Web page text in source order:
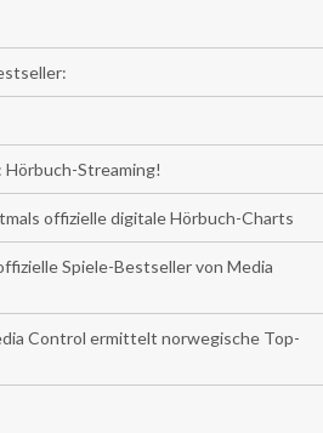
Streaming!
offizielle digitale Hörbuch-Charts
Spiele-Bestseller von Media
Control ermittelt norwegische Top-